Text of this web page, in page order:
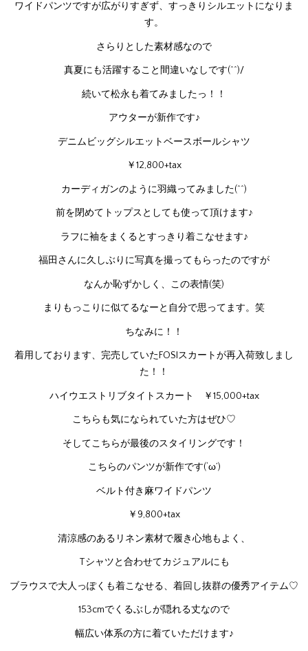
ワイドパンツですが広がりすぎず、すっきりシルエットになりま
す。
さらりとした素材感なので
真夏にも活躍すること間違いなしです(^^)/
続いて松永も着てみましたっ！！
アウターが新作です♪
デニムビッグシルエットベースボールシャツ
￥12,800+tax
カーディガンのように羽織ってみました(^^)
前を閉めてトップスとしても使って頂けます♪
ラフに袖をまくるとすっきり着こなせます♪
福田さんに久しぶりに写真を撮ってもらったのですが
なんか恥ずかしく、この表情(笑)
まりもっこりに似てるなーと自分で思ってます。笑
ちなみに！！
着用しております、完売していたFOSIスカートが再入荷致しまし
た！！
ハイウエストリブタイトスカート ￥15,000+tax
こちらも気になられていた方はぜひ♡
そしてこちらが最後のスタイリングです！
こちらのパンツが新作です(‘ω’)
ベルト付き麻ワイドパンツ
￥9,800+tax
清涼感のあるリネン素材で履き心地もよく、
Tシャツと合わせてカジュアルにも
ブラウスで大人っぽくも着こなせる、着回し抜群の優秀アイテム♡
153cmでくるぶしが隠れる丈なので
幅広い体系の方に着ていただけます♪